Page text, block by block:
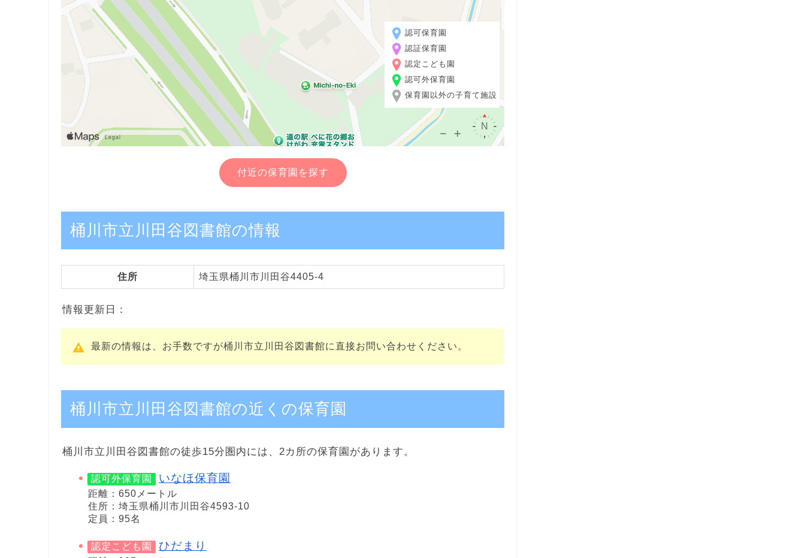
認可保育園
認証保育園
認定こども園
認可外保育園
保育園以外の子育て施設
付近の保育園を探す
桶川市立川田谷図書館の情報
住所 埼玉県桶川市川田谷4405-4
情報更新日：
最新の情報は、お手数ですが桶川市立川田谷図書館に直接お問い合わせください。
桶川市立川田谷図書館の近くの保育園
桶川市立川田谷図書館の徒歩15分圏内には、2カ所の保育園があります。
認可外保育園 いなほ保育園
距離：650メートル
住所：埼玉県桶川市川田谷4593-10
定員：95名
認定こども園 ひだまり